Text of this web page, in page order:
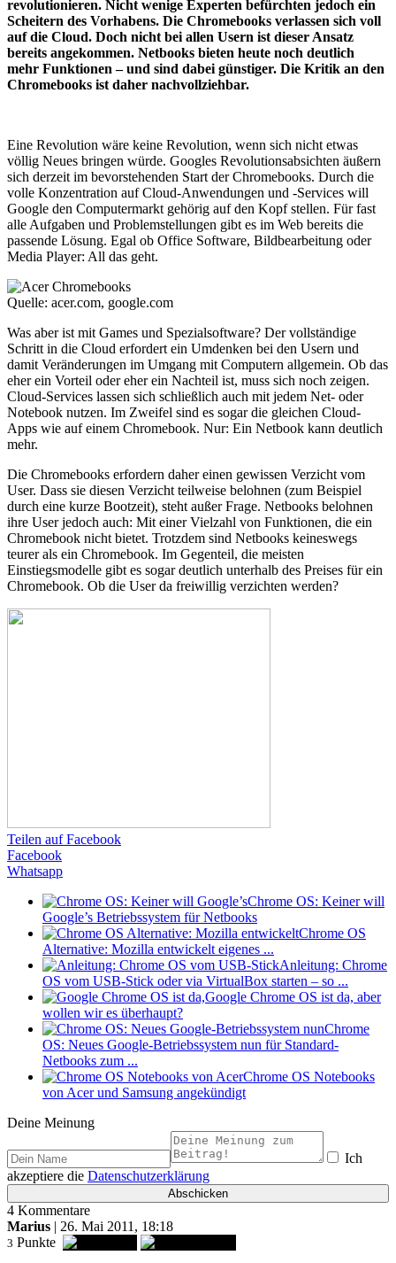
revolutionieren. Nicht wenige Experten befürchten jedoch ein
Scheitern des Vorhabens. Die Chromebooks verlassen sich voll
auf die Cloud. Doch nicht bei allen Usern ist dieser Ansatz
bereits angekommen. Netbooks bieten heute noch deutlich
mehr Funktionen – und sind dabei günstiger. Die Kritik an den
Chromebooks ist daher nachvollziehbar.
Eine Revolution wäre keine Revolution, wenn sich nicht etwas
völlig Neues bringen würde. Googles Revolutionsabsichten äußern
sich derzeit im bevorstehenden Start der Chromebooks. Durch die
volle Konzentration auf Cloud-Anwendungen und -Services will
Google den Computermarkt gehörig auf den Kopf stellen. Für fast
alle Aufgaben und Problemstellungen gibt es im Web bereits die
passende Lösung. Egal ob Office Software, Bildbearbeitung oder
Media Player: All das geht.
Quelle: acer.com, google.com
Was aber ist mit Games und Spezialsoftware? Der vollständige
Schritt in die Cloud erfordert ein Umdenken bei den Usern und
damit Veränderungen im Umgang mit Computern allgemein. Ob das
eher ein Vorteil oder eher ein Nachteil ist, muss sich noch zeigen.
Cloud-Services lassen sich schließlich auch mit jedem Net- oder
Notebook nutzen. Im Zweifel sind es sogar die gleichen Cloud-
Apps wie auf einem Chromebook. Nur: Ein Netbook kann deutlich
mehr.
Die Chromebooks erfordern daher einen gewissen Verzicht vom
User. Dass sie diesen Verzicht teilweise belohnen (zum Beispiel
durch eine kurze Bootzeit), steht außer Frage. Netbooks belohnen
ihre User jedoch auch: Mit einer Vielzahl von Funktionen, die ein
Chromebook nicht bietet. Trotzdem sind Netbooks keineswegs
teurer als ein Chromebook. Im Gegenteil, die meisten
Einstiegsmodelle gibt es sogar deutlich unterhalb des Preises für ein
Chromebook. Ob die User da freiwillig verzichten werden?
Teilen auf Facebook
Facebook
Whatsapp
Chrome OS: Keiner will
Google’s Betriebssystem für Netbooks
Chrome OS
Alternative: Mozilla entwickelt eigenes ...
Anleitung: Chrome
OS vom USB-Stick oder via VirtualBox starten – so ...
Google Chrome OS ist da, aber
wollen wir es überhaupt?
Chrome
OS: Neues Google-Betriebssystem nun für Standard-
Netbooks zum ...
Chrome OS Notebooks
von Acer und Samsung angekündigt
Deine Meinung
Ich
akzeptiere die Datenschutzerklärung
4 Kommentare
Marius | 26. Mai 2011, 18:18
3 Punkte